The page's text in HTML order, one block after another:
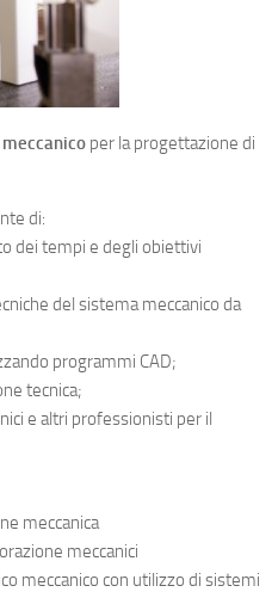
per la progettazione di
di:
dei tempi e degli obiettivi
del sistema meccanico da
programmi CAD;
tecnica;
e altri professionisti per il
meccanica
meccanici
meccanico con utilizzo di sistemi